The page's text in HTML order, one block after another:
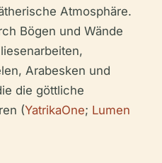
Atmosphäre.
Bögen und Wände
Arabesken und
die göttliche
(YatrikaOne; Lumen